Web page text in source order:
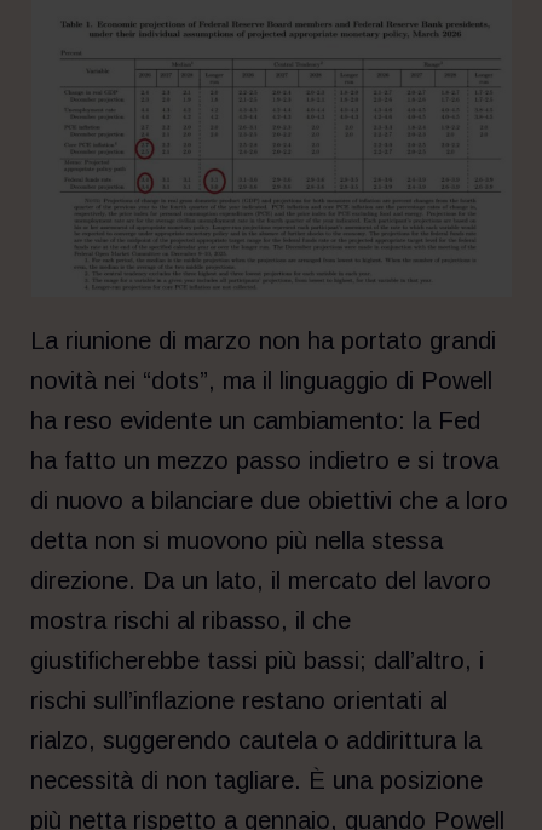
La riunione di marzo non ha portato grandi
novità nei “dots”, ma il linguaggio di Powell
ha reso evidente un cambiamento: la Fed
ha fatto un mezzo passo indietro e si trova
di nuovo a bilanciare due obiettivi che a loro
detta non si muovono più nella stessa
direzione. Da un lato, il mercato del lavoro
mostra rischi al ribasso, il che
giustificherebbe tassi più bassi; dall’altro, i
rischi sull’inflazione restano orientati al
rialzo, suggerendo cautela o addirittura la
necessità di non tagliare. È una posizione
più netta rispetto a gennaio, quando Powell